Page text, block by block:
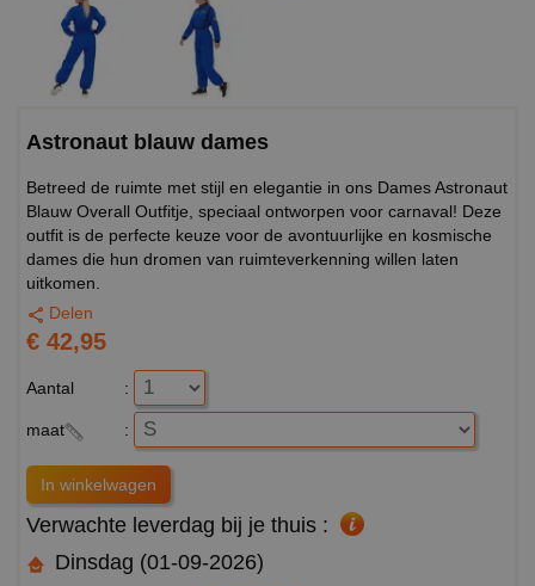
Astronaut blauw dames
Betreed de ruimte met stijl en elegantie in ons Dames Astronaut
Blauw Overall Outfitje, speciaal ontworpen voor carnaval! Deze
outfit is de perfecte keuze voor de avontuurlijke en kosmische
dames die hun dromen van ruimteverkenning willen laten
uitkomen.
Delen
€ 42,95
Aantal :
maat :
Verwachte leverdag bij je thuis :
Dinsdag (01-09-2026)